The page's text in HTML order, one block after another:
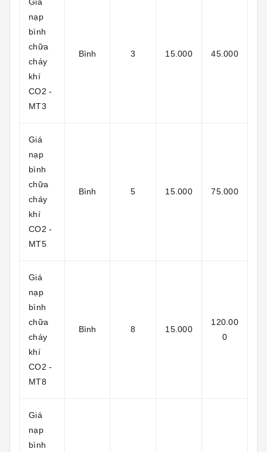
nạp
bình
chữa
cháy
khí
CO2 -
MT3
Bình 3 15.000 45.000
Giá
nạp
bình
chữa
cháy
khí
CO2 -
MT5
Bình 5 15.000 75.000
Giá
nạp
bình
chữa
cháy
khí
CO2 -
MT8
Bình 8 15.000
120.00
0
Giá
nạp
bình